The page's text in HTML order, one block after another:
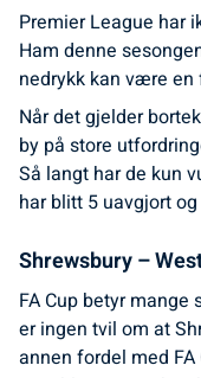
Premier League har
Ham denne
nedrykk kan være
Når det gjelder
by på store
Så langt har de kun
har blitt 5 uavgjort
Shrewsbury –
FA Cup betyr
er ingen tvil om at
annen fordel med